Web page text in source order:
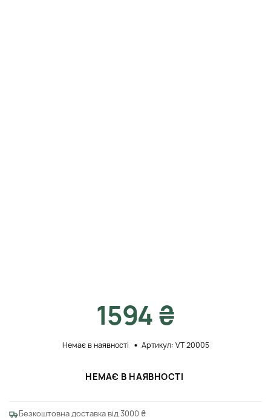
1594 ₴
Немає в наявності Артикул: VT 20005
НЕМАЄ В НАЯВНОСТІ
Безкоштовна доставка від 3000 ₴